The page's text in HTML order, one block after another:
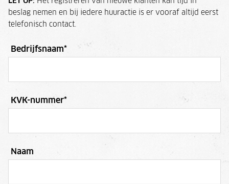
beslag nemen en bij iedere huuractie is er vooraf altijd eerst
telefonisch contact.
Bedrijfsnaam*
KVK-nummer*
Naam